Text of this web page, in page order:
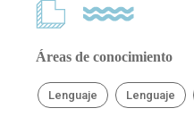
Áreas de conocimiento
Lenguaje Lenguaje